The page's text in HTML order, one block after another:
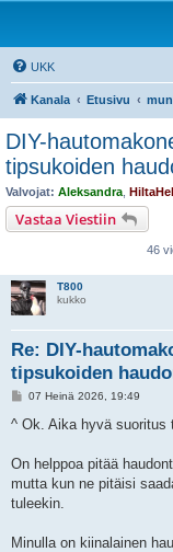
UKK
Kanala Etusivu
DIY-
tipsukoiden
Valvojat: Aleksandra
Vastaa Viestiin
46
T800
kukko
Re: DIY-
tipsukoiden
V
e
i
07 Heinä 2026, 19:49
^ Ok. Aika hyvä suoritus
On helppoa pitää
mutta kun ne pitäisi
tuleekin.
Minulla on kiinalainen